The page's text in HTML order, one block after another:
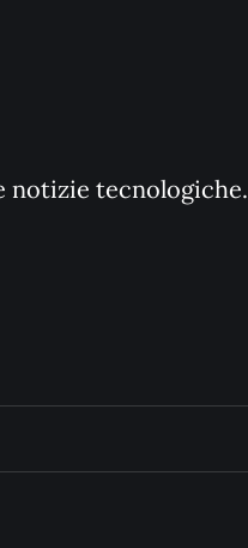
notizie tecnologiche.